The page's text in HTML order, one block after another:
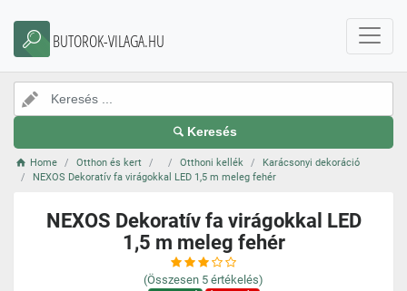
BUTOROK-VILAGA.HU
Keresés
Home Otthon és kert Otthoni kellék
Karácsonyi dekoráció
NEXOS Dekoratív fa virágokkal LED 1,5 m meleg fehér
NEXOS Dekoratív fa virágokkal LED
1,5 m meleg fehér
(Összesen 5 értékelés)